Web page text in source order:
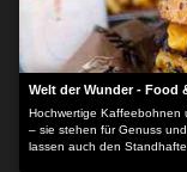
Welt der Wunder - Food
Hochwertige Kaffeebohnen
– sie stehen für Genuss
lassen auch den